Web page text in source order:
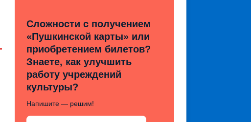
Сложности с получением
«Пушкинской карты» или
приобретением билетов?
Знаете, как улучшить
работу учреждений
культуры?
Напишите — решим!